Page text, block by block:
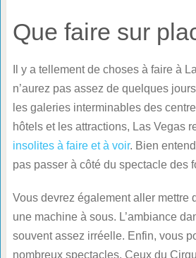
Que faire sur
Il y a tellement de choses à faire à
n’aurez pas assez de quelques
les galeries interminables des
hôtels et les attractions, Las Vegas
insolites à faire et à voir. Bien
pas passer à côté du spectacle des
Vous devrez également aller mettre
une machine à sous. L’ambiance
souvent assez irréelle. Enfin, vous
nombreux spectacles. Ceux du